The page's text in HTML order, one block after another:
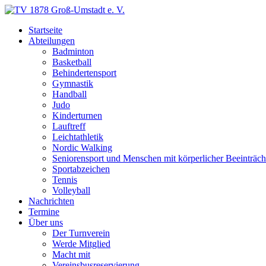
Startseite
Abteilungen
Badminton
Basketball
Behindertensport
Gymnastik
Handball
Judo
Kinderturnen
Lauftreff
Leichtathletik
Nordic Walking
Seniorensport und Menschen mit körperlicher
Sportabzeichen
Tennis
Volleyball
Nachrichten
Termine
Über uns
Der Turnverein
Werde Mitglied
Macht mit